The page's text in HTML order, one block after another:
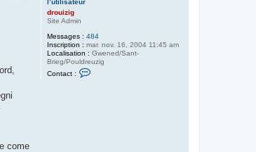
drouizig
Site Admin
Messages : 484
Inscription : mar. nov. 16, 2004 11:45 am
Localisation : Gwened/Sant-
Brieg/Pouldreuzig
Contact :
come